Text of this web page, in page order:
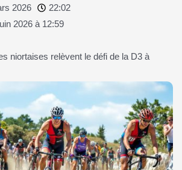
2026
22:02
2026 à 12:59
niortaises relèvent le défi de la D3 à